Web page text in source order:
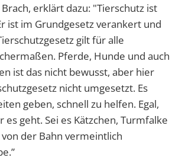
erklärt dazu: "Tierschutz ist
ist im Grundgesetz verankert und
gilt für alle
Pferde, Hunde und auch
ist das nicht bewusst, aber hier
nicht umgesetzt. Es
geben, schnell zu helfen. Egal,
es geht. Sei es Kätzchen, Turmfalke
der Bahn vermeintlich